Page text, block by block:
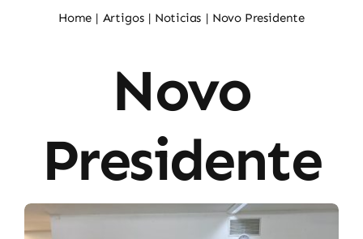
Noticias
Home Artigos Noticias Novo Presidente
Novo
Presidente